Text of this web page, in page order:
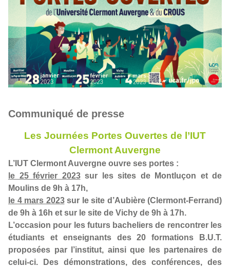
Communiqué de presse
Les Journées Portes Ouvertes de l’IUT
Clermont Auvergne
L’IUT Clermont Auvergne ouvre ses portes :
le 25 février 2023sur les sites de Montluçon et de
Moulins de 9h à 17h,
le 4 mars 2023sur le site d’Aubière (Clermont-Ferrand)
de 9h à 16h et sur le site de Vichy de 9h à 17h.
L’occasion pour les futurs bacheliers de rencontrer les
étudiants et enseignants des 20 formations B.U.T.
proposées par l’institut, ainsi que les partenaires de
celui-ci. Des démonstrations, des conférences, des